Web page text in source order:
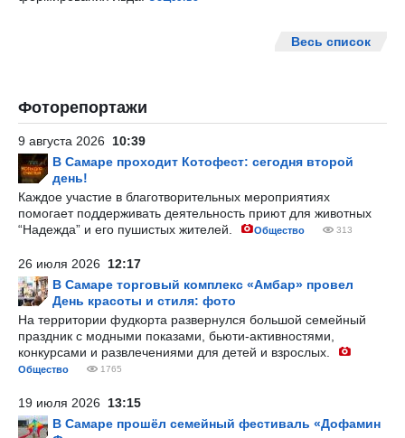
Весь список
Фоторепортажи
9 августа 2026 10:39
В Самаре проходит Котофест: сегодня второй
день!
Каждое участие в благотворительных мероприятиях
помогает поддерживать деятельность приют для животных
“Надежда” и его пушистых жителей.
Общество 313
26 июля 2026 12:17
В Самаре торговый комплекс «Амбар» провел
День красоты и стиля: фото
На территории фудкорта развернулся большой семейный
праздник с модными показами, бьюти-активностями,
конкурсами и развлечениями для детей и взрослых.
Общество 1765
19 июля 2026 13:15
В Самаре прошёл семейный фестиваль «Дофамин